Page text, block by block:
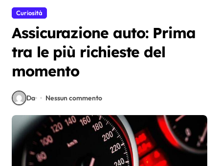
Curiosità
Assicurazione auto: Prima
tra le più richieste del
momento
Da Nessun commento